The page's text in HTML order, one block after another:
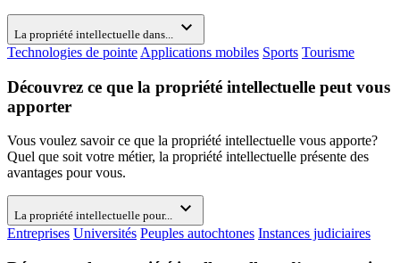
La propriété intellectuelle dans... expand_more
Technologies de pointe Applications mobiles Sports Tourisme
Découvrez ce que la propriété intellectuelle peut vous
apporter
Vous voulez savoir ce que la propriété intellectuelle vous apporte?
Quel que soit votre métier, la propriété intellectuelle présente des
avantages pour vous.
La propriété intellectuelle pour... expand_more
Entreprises Universités Peuples autochtones Instances judiciaires